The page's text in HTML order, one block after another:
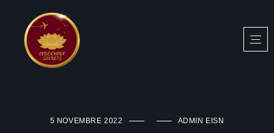
5 NOVEMBRE 2022 ADMIN EISN